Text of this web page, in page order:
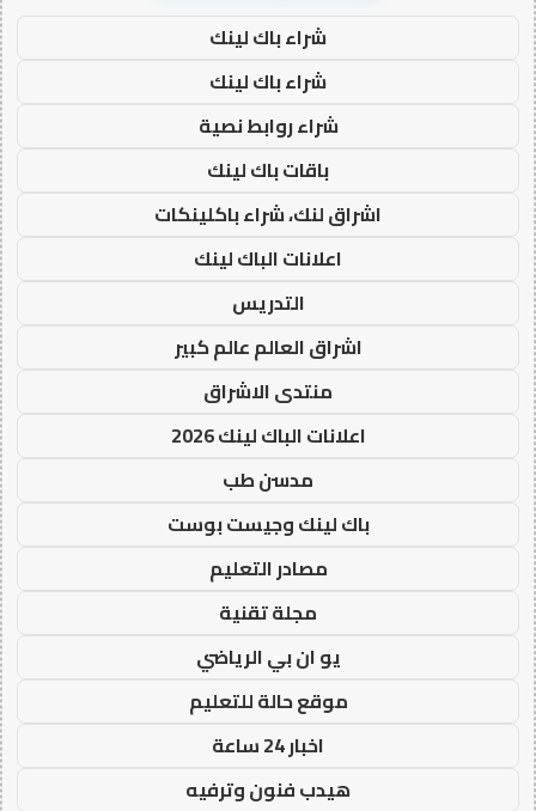
شراء باك لينك
شراء باك لينك
شراء روابط نصية
باقات باك لينك
اشراق لنك، شراء باكلينكات
اعلانات الباك لينك
التدريس
اشراق العالم عالم كبير
منتدى الاشراق
اعلانات الباك لينك 2026
مدسن طب
باك لينك وجيست بوست
مصادر التعليم
مجلة تقنية
يو ان بي الرياضي
موقع حالة للتعليم
اخبار 24 ساعة
هيدب فنون وترفيه